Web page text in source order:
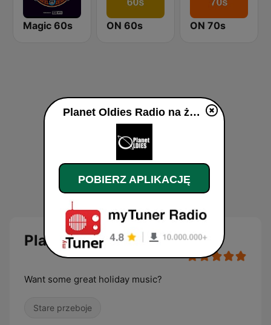
Magic 60s ON 60s ON 70s
Planet Oldies Radio
Want some great holiday music?
Stare przeboje
Planet Oldies Radio na żywo
POBIERZ APLIKACJĘ